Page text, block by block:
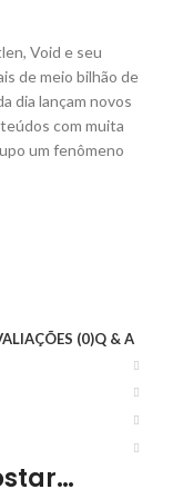
Void e seu
de meio bilhão de
dia lançam novos
com muita
um fenômeno
(0)Q & A